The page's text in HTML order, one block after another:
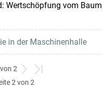
Wertschöpfung vom Baum
in der Maschinenhalle
2
weiter
zum
zum
2 von 2